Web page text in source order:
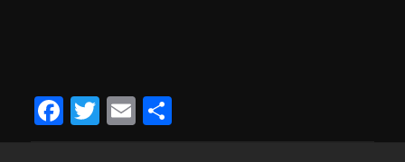
Facebook
Twitter
Email